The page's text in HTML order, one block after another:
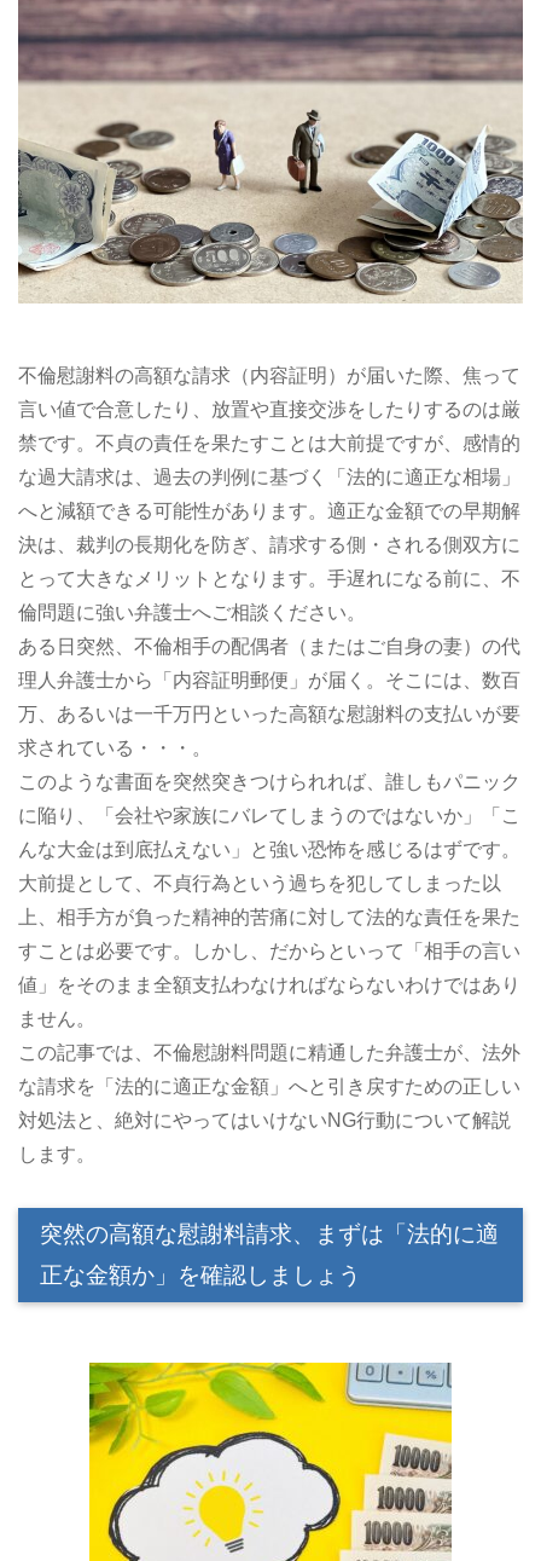
不倫慰謝料の高額な請求（内容証明）が届いた際、焦って
言い値で合意したり、放置や直接交渉をしたりするのは厳
禁です。不貞の責任を果たすことは大前提ですが、感情的
な過大請求は、過去の判例に基づく「法的に適正な相場」
へと減額できる可能性があります。適正な金額での早期解
決は、裁判の長期化を防ぎ、請求する側・される側双方に
とって大きなメリットとなります。手遅れになる前に、不
倫問題に強い弁護士へご相談ください。
ある日突然、不倫相手の配偶者（またはご自身の妻）の代
理人弁護士から「内容証明郵便」が届く。そこには、数百
万、あるいは一千万円といった高額な慰謝料の支払いが要
求されている・・・。
このような書面を突然突きつけられれば、誰しもパニック
に陥り、「会社や家族にバレてしまうのではないか」「こ
んな大金は到底払えない」と強い恐怖を感じるはずです。
大前提として、不貞行為という過ちを犯してしまった以
上、相手方が負った精神的苦痛に対して法的な責任を果た
すことは必要です。しかし、だからといって「相手の言い
値」をそのまま全額支払わなければならないわけではあり
ません。
この記事では、不倫慰謝料問題に精通した弁護士が、法外
な請求を「法的に適正な金額」へと引き戻すための正しい
対処法と、絶対にやってはいけないNG行動について解説
します。
突然の高額な慰謝料請求、まずは「法的に適
正な金額か」を確認しましょう